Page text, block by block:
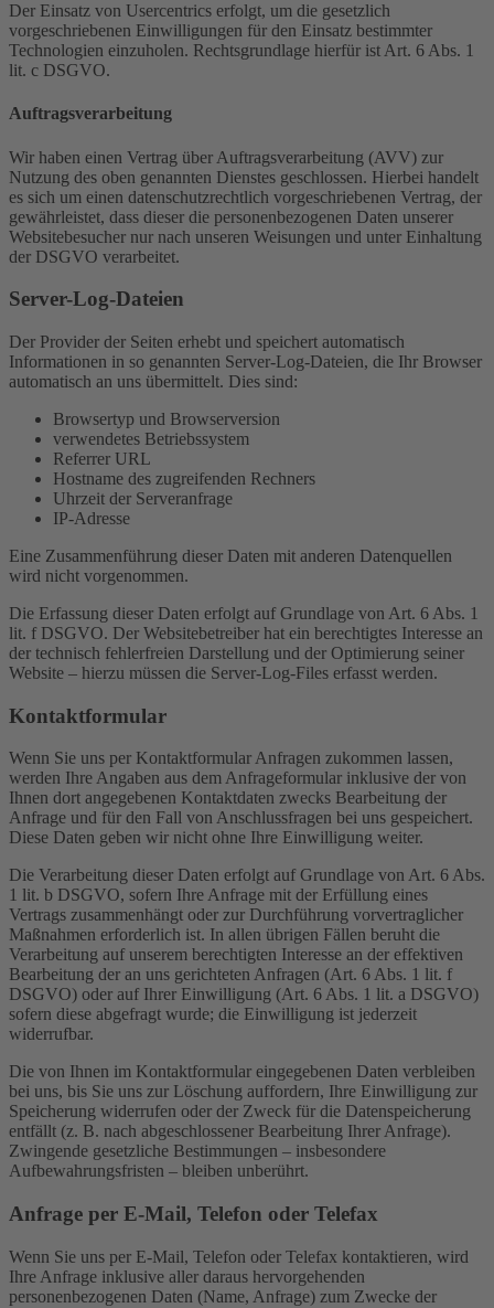
Der Einsatz von Usercentrics erfolgt, um die gesetzlich
vorgeschriebenen Einwilligungen für den Einsatz bestimmter
Technologien einzuholen. Rechtsgrundlage hierfür ist Art. 6 Abs. 1
lit. c DSGVO.
Auftragsverarbeitung
Wir haben einen Vertrag über Auftragsverarbeitung (AVV) zur
Nutzung des oben genannten Dienstes geschlossen. Hierbei handelt
es sich um einen datenschutzrechtlich vorgeschriebenen Vertrag, der
gewährleistet, dass dieser die personenbezogenen Daten unserer
Websitebesucher nur nach unseren Weisungen und unter Einhaltung
der DSGVO verarbeitet.
Server-Log-Dateien
Der Provider der Seiten erhebt und speichert automatisch
Informationen in so genannten Server-Log-Dateien, die Ihr Browser
automatisch an uns übermittelt. Dies sind:
Browsertyp und Browserversion
verwendetes Betriebssystem
Referrer URL
Hostname des zugreifenden Rechners
Uhrzeit der Serveranfrage
IP-Adresse
Eine Zusammenführung dieser Daten mit anderen Datenquellen
wird nicht vorgenommen.
Die Erfassung dieser Daten erfolgt auf Grundlage von Art. 6 Abs. 1
lit. f DSGVO. Der Websitebetreiber hat ein berechtigtes Interesse an
der technisch fehlerfreien Darstellung und der Optimierung seiner
Website – hierzu müssen die Server-Log-Files erfasst werden.
Kontaktformular
Wenn Sie uns per Kontaktformular Anfragen zukommen lassen,
werden Ihre Angaben aus dem Anfrageformular inklusive der von
Ihnen dort angegebenen Kontaktdaten zwecks Bearbeitung der
Anfrage und für den Fall von Anschlussfragen bei uns gespeichert.
Diese Daten geben wir nicht ohne Ihre Einwilligung weiter.
Die Verarbeitung dieser Daten erfolgt auf Grundlage von Art. 6 Abs.
1 lit. b DSGVO, sofern Ihre Anfrage mit der Erfüllung eines
Vertrags zusammenhängt oder zur Durchführung vorvertraglicher
Maßnahmen erforderlich ist. In allen übrigen Fällen beruht die
Verarbeitung auf unserem berechtigten Interesse an der effektiven
Bearbeitung der an uns gerichteten Anfragen (Art. 6 Abs. 1 lit. f
DSGVO) oder auf Ihrer Einwilligung (Art. 6 Abs. 1 lit. a DSGVO)
sofern diese abgefragt wurde; die Einwilligung ist jederzeit
widerrufbar.
Die von Ihnen im Kontaktformular eingegebenen Daten verbleiben
bei uns, bis Sie uns zur Löschung auffordern, Ihre Einwilligung zur
Speicherung widerrufen oder der Zweck für die Datenspeicherung
entfällt (z. B. nach abgeschlossener Bearbeitung Ihrer Anfrage).
Zwingende gesetzliche Bestimmungen – insbesondere
Aufbewahrungsfristen – bleiben unberührt.
Anfrage per E-Mail, Telefon oder Telefax
Wenn Sie uns per E-Mail, Telefon oder Telefax kontaktieren, wird
Ihre Anfrage inklusive aller daraus hervorgehenden
personenbezogenen Daten (Name, Anfrage) zum Zwecke der